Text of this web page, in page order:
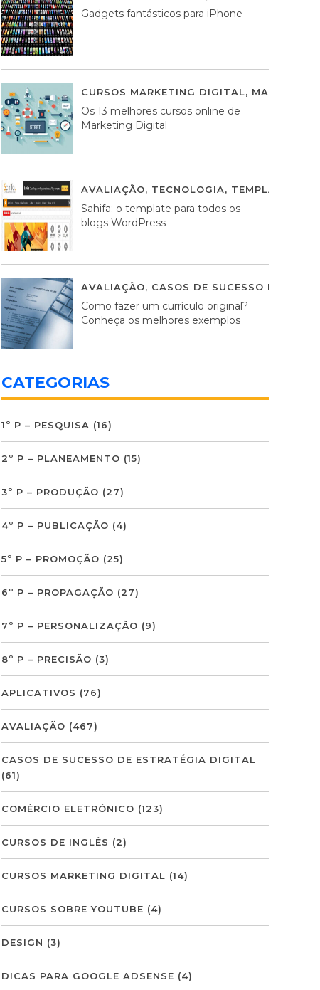
Gadgets fantásticos para iPhone
CURSOS MARKETING DIGITAL,
Os 13 melhores cursos online de
Marketing Digital
AVALIAÇÃO, TECNOLOGIA, TEMPLATES
Sahifa: o template para todos os
blogs WordPress
AVALIAÇÃO, CASOS DE SUCESSO DE
Como fazer um currículo original?
Conheça os melhores exemplos
CATEGORIAS
1º P – PESQUISA (16)
2º P – PLANEAMENTO (15)
3º P – PRODUÇÃO (27)
4º P – PUBLICAÇÃO (4)
5º P – PROMOÇÃO (25)
6º P – PROPAGAÇÃO (27)
7º P – PERSONALIZAÇÃO (9)
8º P – PRECISÃO (3)
APLICATIVOS (76)
AVALIAÇÃO (467)
CASOS DE SUCESSO DE ESTRATÉGIA DIGITAL
(61)
COMÉRCIO ELETRÓNICO (123)
CURSOS DE INGLÊS (2)
CURSOS MARKETING DIGITAL (14)
CURSOS SOBRE YOUTUBE (4)
DESIGN (3)
DICAS PARA GOOGLE ADSENSE (4)